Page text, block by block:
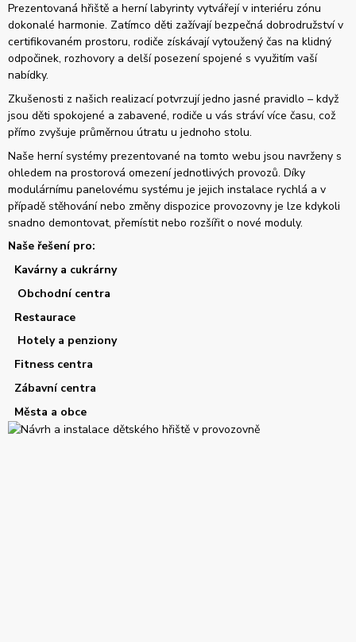
Prezentovaná hřiště a herní labyrinty vytvářejí v interiéru zónu
dokonalé harmonie. Zatímco děti zažívají bezpečná dobrodružství v
certifikovaném prostoru, rodiče získávají vytoužený čas na klidný
odpočinek, rozhovory a delší posezení spojené s využitím vaší
nabídky.
Zkušenosti z našich realizací potvrzují jedno jasné pravidlo – když
jsou děti spokojené a zabavené, rodiče u vás stráví více času, což
přímo zvyšuje průměrnou útratu u jednoho stolu.
Naše herní systémy prezentované na tomto webu jsou navrženy s
ohledem na prostorová omezení jednotlivých provozů. Díky
modulárnímu panelovému systému je jejich instalace rychlá a v
případě stěhování nebo změny dispozice provozovny je lze kdykoli
snadno demontovat, přemístit nebo rozšířit o nové moduly.
Naše řešení pro:
Kavárny a cukrárny
Obchodní centra
Restaurace
Hotely a penziony
Fitness centra
Zábavní centra
Města a obce